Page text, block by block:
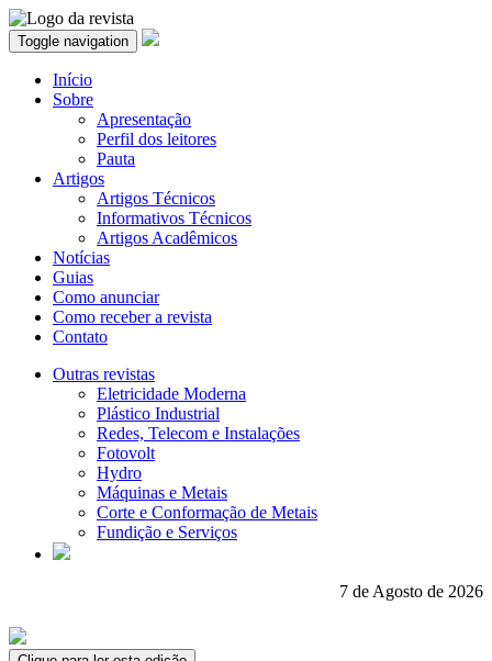
Toggle navigation
Início
Sobre
Apresentação
Perfil dos leitores
Pauta
Artigos
Artigos Técnicos
Informativos Técnicos
Artigos Acadêmicos
Notícias
Guias
Como anunciar
Como receber a revista
Contato
Outras revistas
Eletricidade Moderna
Plástico Industrial
Redes, Telecom e Instalações
Fotovolt
Hydro
Máquinas e Metais
Corte e Conformação de Metais
Fundição e Serviços
7 de Agosto de 2026